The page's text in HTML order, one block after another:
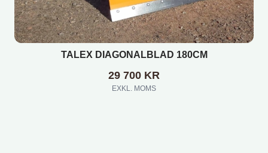
TALEX DIAGONALBLAD 180CM
29 700 KR
EXKL. MOMS